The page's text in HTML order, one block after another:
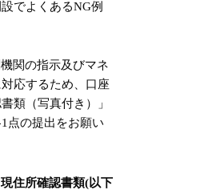
でよくあるNG例
関の指示及びマネ
応するため、口座
類（写真付き）」
点の提出をお願い
現住所確認書類(以下